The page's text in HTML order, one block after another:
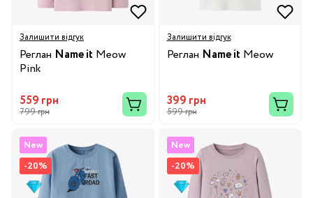
Залишити відгук
Реглан Name it Meow
Pink
559 грн
799 грн
Залишити відгук
Реглан Name it Meow
399 грн
599 грн
New
-20%
New
-20%